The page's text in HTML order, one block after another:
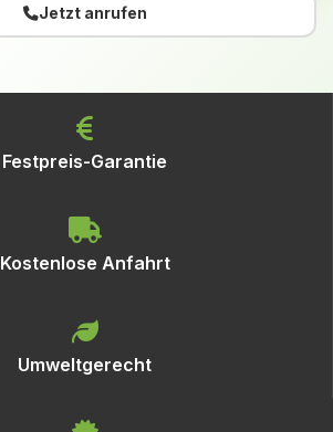
Jetzt anrufen
Festpreis-Garantie
Kostenlose Anfahrt
Umweltgerecht